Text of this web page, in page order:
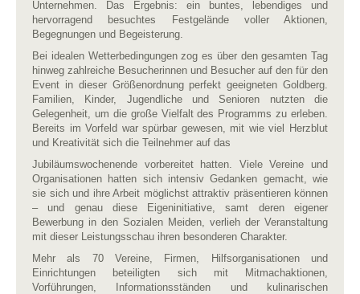
Unternehmen. Das Ergebnis: ein buntes, lebendiges und
hervorragend besuchtes Festgelände voller Aktionen,
Begegnungen und Begeisterung.
Bei idealen Wetterbedingungen zog es über den gesamten Tag
hinweg zahlreiche Besucherinnen und Besucher auf den für den
Event in dieser Größenordnung perfekt geeigneten Goldberg.
Familien, Kinder, Jugendliche und Senioren nutzten die
Gelegenheit, um die große Vielfalt des Programms zu erleben.
Bereits im Vorfeld war spürbar gewesen, mit wie viel Herzblut
und Kreativität sich die Teilnehmer auf das
Jubiläumswochenende vorbereitet hatten. Viele Vereine und
Organisationen hatten sich intensiv Gedanken gemacht, wie
sie sich und ihre Arbeit möglichst attraktiv präsentieren können
– und genau diese Eigeninitiative, samt deren eigener
Bewerbung in den Sozialen Meiden, verlieh der Veranstaltung
mit dieser Leistungsschau ihren besonderen Charakter.
Mehr als 70 Vereine, Firmen, Hilfsorganisationen und
Einrichtungen beteiligten sich mit Mitmachaktionen,
Vorführungen, Informationsständen und kulinarischen